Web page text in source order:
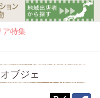
ア特集
ブジェ